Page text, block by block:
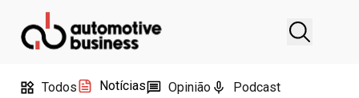
Todos Notícias Opinião Podcast